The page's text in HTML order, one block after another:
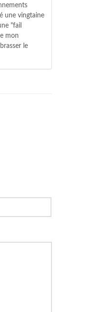
une vingtaine
"fail
mon
le